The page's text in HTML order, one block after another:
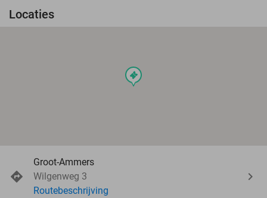
Locaties
events
Groot-Ammers
Wilgenweg 3
Routebeschrijving